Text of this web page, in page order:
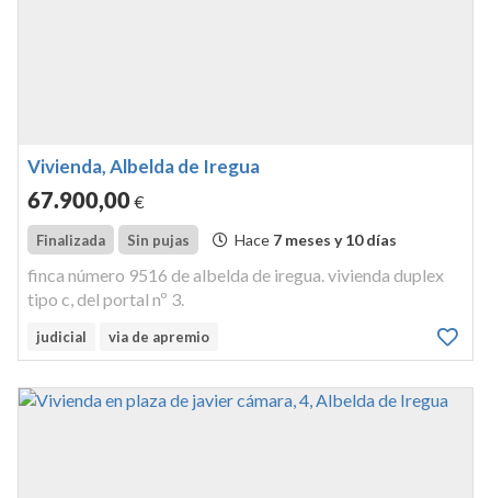
Vivienda, Albelda de Iregua
67.900,00€
Finalizada Sin pujas Hace 7 meses y 10 días
finca número 9516 de albelda de iregua. vivienda duplex
tipo c, del portal nº 3.
judicial via de apremio